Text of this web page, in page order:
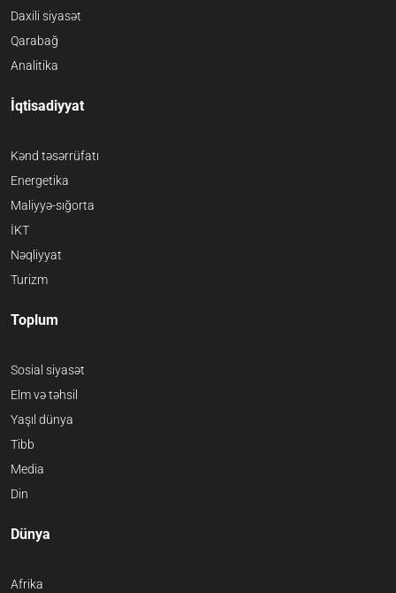
Daxili siyasət
Qarabağ
Analitika
İqtisadiyyat
Kənd təsərrüfatı
Energetika
Maliyyə-sığorta
İKT
Nəqliyyat
Turizm
Toplum
Sosial siyasət
Elm və təhsil
Yaşıl dünya
Tibb
Media
Din
Dünya
Afrika